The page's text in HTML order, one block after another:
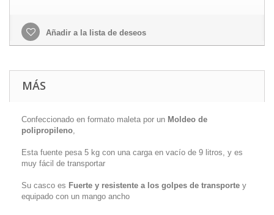
Añadir a la lista de deseos
MÁS
Confeccionado en formato maleta por un Moldeo de
polipropileno,
Esta fuente pesa 5 kg con una carga en vacío de 9 litros, y es
muy fácil de transportar
Su casco es Fuerte y resistente a los golpes de transporte y
equipado con un mango ancho